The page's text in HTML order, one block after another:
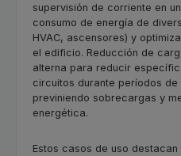
supervisión de corriente en
consumo de energía de
HVAC, ascensores) y
el edificio. Reducción de
alterna para reducir
circuitos durante períodos de
previniendo sobrecargas y
energética.
Estos casos de uso